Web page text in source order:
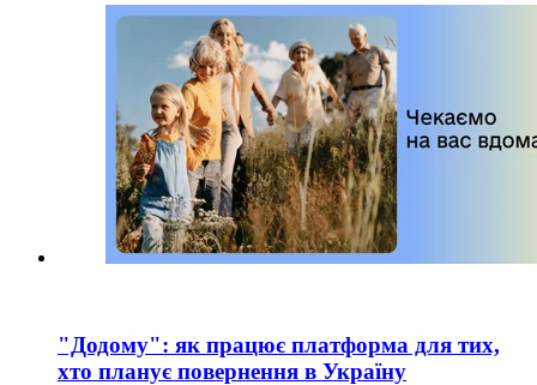
"Додому": як працює платформа для тих,
хто планує повернення в Україну